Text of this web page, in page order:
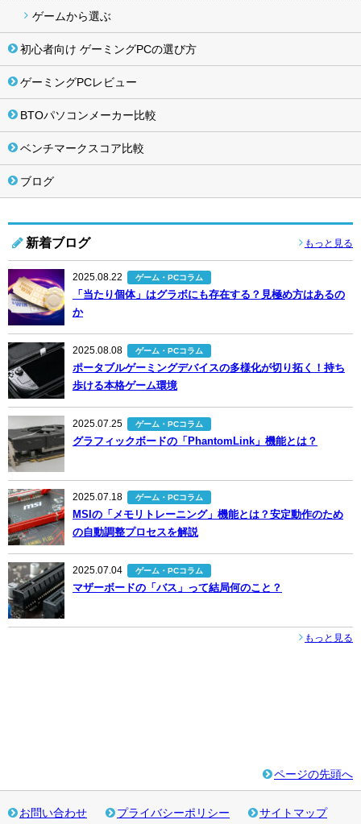
ゲームから選ぶ
初心者向け ゲーミングPCの選び方
ゲーミングPCレビュー
BTOパソコンメーカー比較
ベンチマークスコア比較
ブログ
新着ブログ もっと見る
2025.08.22 ゲーム・PCコラム
「当たり個体」はグラボにも存在する？見極め方はあるの
か
2025.08.08 ゲーム・PCコラム
ポータブルゲーミングデバイスの多様化が切り拓く！持ち
歩ける本格ゲーム環境
2025.07.25 ゲーム・PCコラム
グラフィックボードの「PhantomLink」機能とは？
2025.07.18 ゲーム・PCコラム
MSIの「メモリトレーニング」機能とは？安定動作のため
の自動調整プロセスを解説
2025.07.04 ゲーム・PCコラム
マザーボードの「バス」って結局何のこと？
もっと見る
ページの先頭へ
お問い合わせ プライバシーポリシー サイトマップ